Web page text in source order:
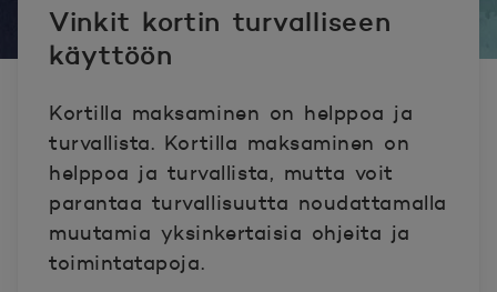
Vinkit kortin turvalliseen
käyttöön
Kortilla maksaminen on helppoa ja
turvallista. Kortilla maksaminen on
helppoa ja turvallista, mutta voit
parantaa turvallisuutta noudattamalla
muutamia yksinkertaisia ohjeita ja
toimintatapoja.